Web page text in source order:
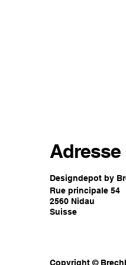
Adresse
Designdepot by
Rue principale 54
2560 Nidau
Suisse
Copyright ©